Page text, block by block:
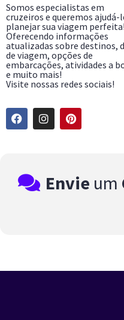
Somos especialistas em
cruzeiros e queremos ajudá-
planejar sua viagem perfeita!
Oferecendo informações
atualizadas sobre destinos,
de viagem, opções de
embarcações, atividades a
e muito mais!
Visite nossas redes sociais!
Envie um